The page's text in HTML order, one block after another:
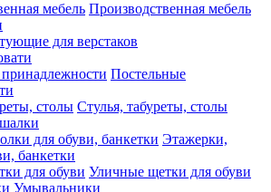
Производственная мебель
для верстаков
Постельные
Стулья, табуреты, столы
Этажерки,
банкетки
Уличные щетки для обуви
Умывальники